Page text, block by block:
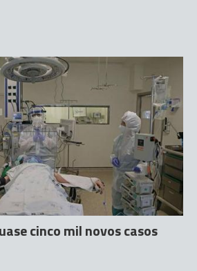
cinco mil novos casos